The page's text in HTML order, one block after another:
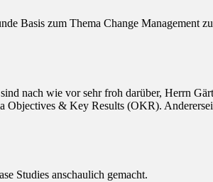
Basis zum Thema Change Management
nach wie vor sehr froh darüber, Herrn
Objectives & Key Results (OKR).
Studies anschaulich gemacht.